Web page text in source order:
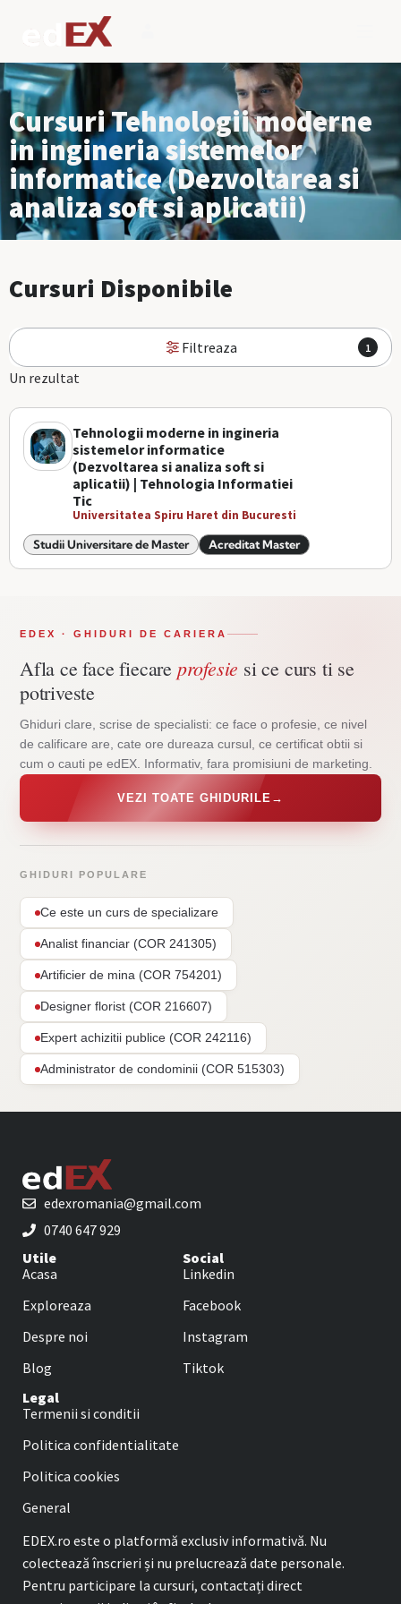
Cursuri Tehnologii moderne
in ingineria sistemelor
informatice (Dezvoltarea si
analiza soft si aplicatii)
Cursuri Disponibile
Filtreaza 1
Un rezultat
Tehnologii moderne in ingineria
sistemelor informatice
(Dezvoltarea si analiza soft si
aplicatii) | Tehnologia Informatiei
Tic
Universitatea Spiru Haret din Bucuresti
Studii Universitare de Master Acreditat Master
EDEX · GHIDURI DE CARIERA
Afla ce face fiecare profesie si ce curs ti se
potriveste
Ghiduri clare, scrise de specialisti: ce face o profesie, ce nivel
de calificare are, cate ore dureaza cursul, ce certificat obtii si
cum o cauti pe edEX. Informativ, fara promisiuni de marketing.
VEZI TOATE GHIDURILE →
GHIDURI POPULARE
Ce este un curs de specializare
Analist financiar (COR 241305)
Artificier de mina (COR 754201)
Designer florist (COR 216607)
Expert achizitii publice (COR 242116)
Administrator de condominii (COR 515303)
edexromania@gmail.com
0740 647 929
Utile
Acasa
Exploreaza
Despre noi
Blog
Social
Linkedin
Facebook
Instagram
Tiktok
Legal
Termenii si conditii
Politica confidentialitate
Politica cookies
General
EDEX.ro este o platformă exclusiv informativă. Nu
colectează înscrieri și nu prelucrează date personale.
Pentru participare la cursuri, contactați direct